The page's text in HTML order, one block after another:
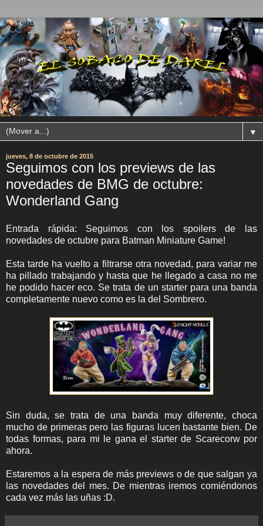
▼
jueves, 8 de octubre de 2015
Seguimos con los previews de las
novedades de BMG de octubre:
Wonderland Gang
Entrada rápida: Seguimos con los spoilers de las
novedades de octubre para Batman Miniature Game!
Esta tarde ha vuelto a filtrarse otra novedad, para variar me
ha pillado trabajando y hasta que he llegado a casa no me
he podido hacer eco. Se trata de un starter para una banda
completamente nuevo como es la del Sombrero.
Sin duda, se trata de una banda muy diferente, choca
mucho de primeras pero las figuras lucen bastante bien. De
todas formas, para mi le gana el starter de Scarecorw por
ahora.
Estaremos a la espera de más previews o de que salgan ya
las novedades del mes. De mientras iremos comiéndonos
cada vez más las uñas :D.